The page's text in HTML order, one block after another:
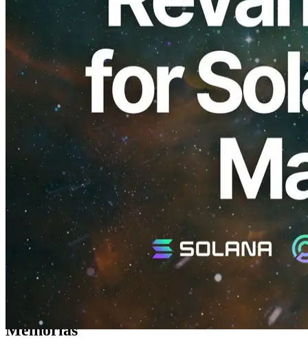
ELSOUL LABO B.V. (Sede: Amsterdã, Países Baixos; CEO:
Fumitake Kawasaki) e Validators DAO anunciou a renovação da
ERPC interface de gestão, o "Validators DAO Discord Painel." A
atualização permite navegação de canal intuitiva e baseada em
propósito para compra e gerenciamento Solana RPC, VPS, e
servidores de Bare-Metal, melhorando significativamente a
usabilidade e abordando questões existentes.
Agradecemos sinceramente o seu apoio contínuo.
Contexto e desafios
À medida que o número de produtos se expandiu, o painel anterior
apresentou desafios como: dificuldade em encontrar o botão direito,
caminhos obscuros para mudar gRPC Endereços IP e etapas
complicadas para iniciar ou atualizar planos. Além disso, o fluxo de
compra para planos de pacotes ou VPS as instâncias não foram
intuitivas, muitas vezes levando a uma experiência de gestão
complicada.
As interfaces de frontend tradicionais requeriam um esforço
significativo através do layout, renderização e timing de arquivos de
dados. A adaptação às mudanças de exigências foi difícil, tornando-
as rígidas. Em domínios como Web3 e DAOs, onde a iteração
rápida é essencial até atingir a FPM, essa rigidez tornou-se uma
questão particularmente crítica.
Melhorias